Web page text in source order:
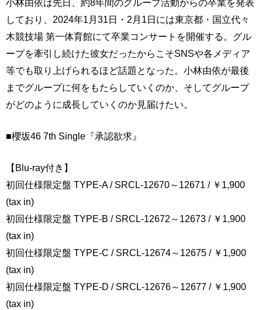
小林由依は先日、約8年間のグループ活動からの卒業を発表
しており、2024年1月31日・2月1日には東京都・国立代々
木競技場 第一体育館にて卒業コンサートを開催する。グル
ープを牽引し続けた彼女だったからこそSNSや各メディア
等でも取り上げられるほど話題となった。小林由依が最後
までグループに何をもたらしていくのか、そしてグループ
がどのように成長していくのか見届けたい。
■櫻坂46 7th Single『承認欲求』
【Blu-ray付き】
初回仕様限定盤 TYPE-A / SRCL-12670～12671 / ￥1,900
(tax in)
初回仕様限定盤 TYPE-B / SRCL-12672～12673 / ￥1,900
(tax in)
初回仕様限定盤 TYPE-C / SRCL-12674～12675 / ￥1,900
(tax in)
初回仕様限定盤 TYPE-D / SRCL-12676～12677 / ￥1,900
(tax in)